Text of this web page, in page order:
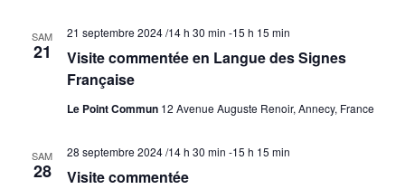
SAM
21
Visite commentée en Langue des Signes
Française
21 septembre 2024 /14 h 30 min -15 h 15 min
Le Point Commun 12 Avenue Auguste Renoir, Annecy, France
SAM
28 Visite commentée
28 septembre 2024 /14 h 30 min -15 h 15 min